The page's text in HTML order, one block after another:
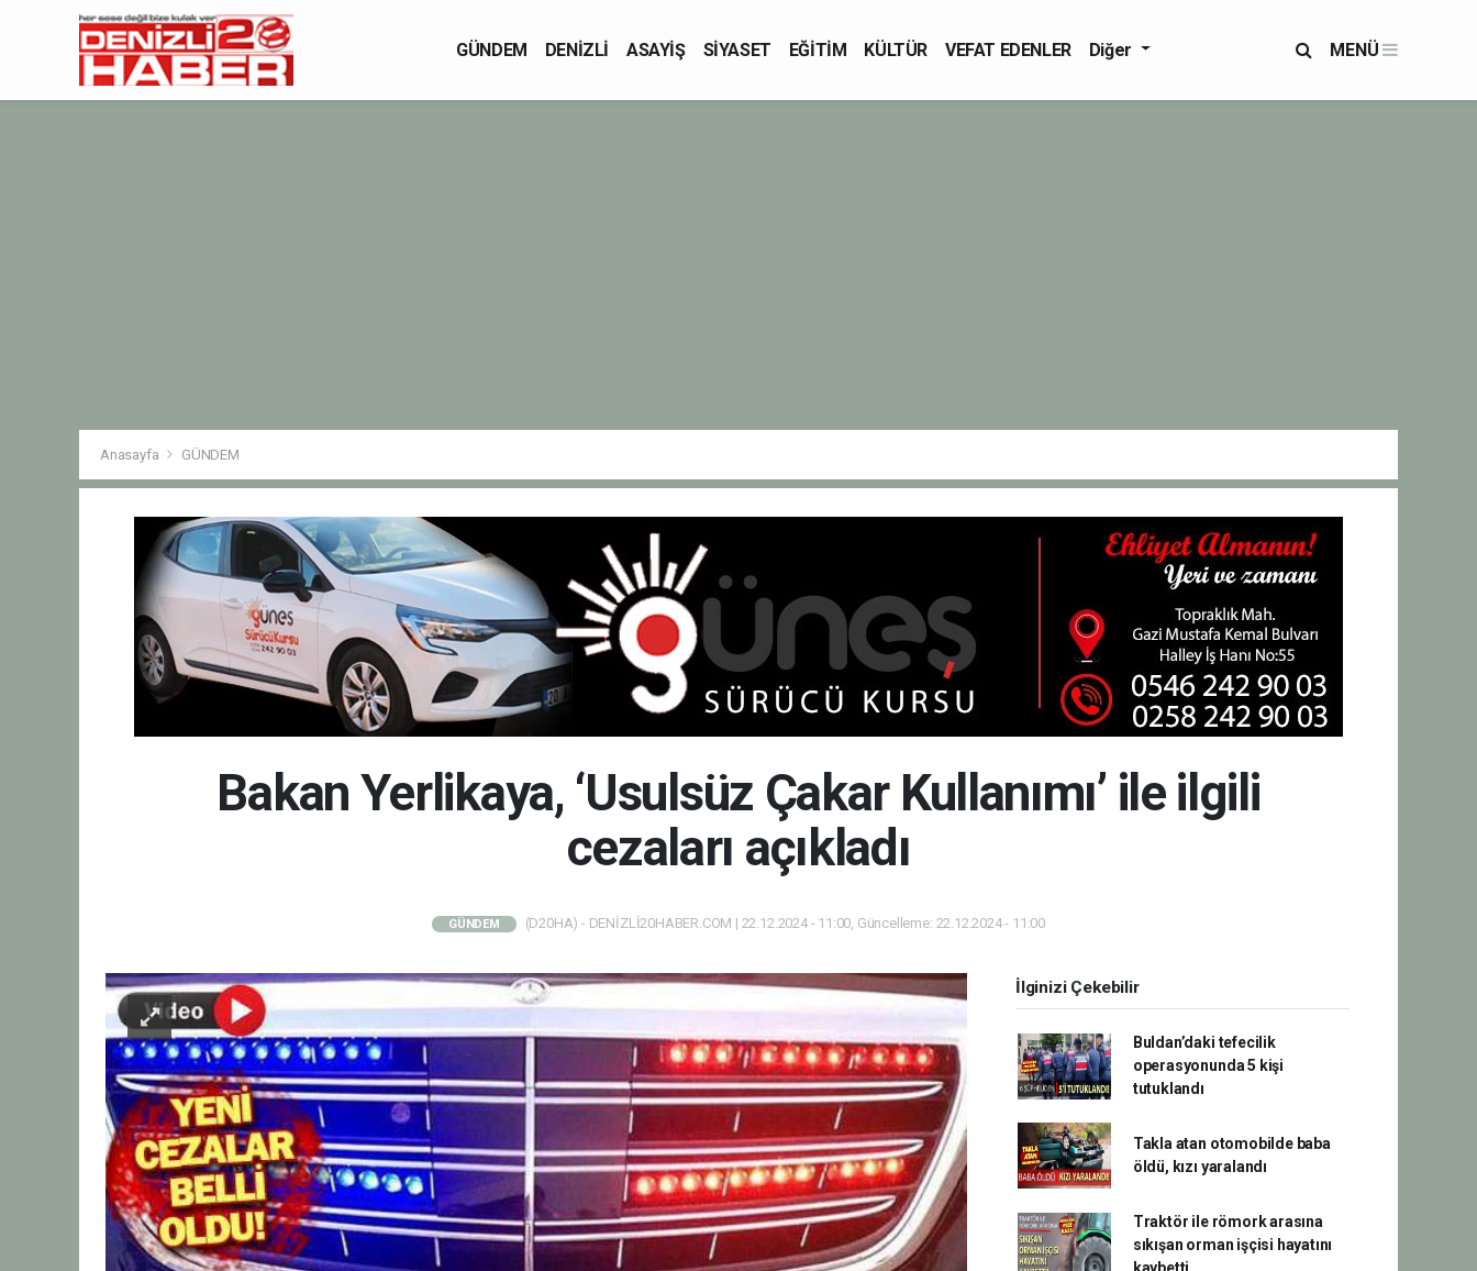
GÜNDEM DENİZLİ ASAYİŞ SİYASET EĞİTİM KÜLTÜR VEFAT EDENLER Diğer MENÜ
Anasayfa GÜNDEM
Bakan Yerlikaya, ‘Usulsüz Çakar Kullanımı’ ile ilgili
cezaları açıkladı
GÜNDEM (D20HA) - DENİZLİ20HABER.COM | 22.12.2024 - 11:00, Güncelleme: 22.12.2024 - 11:00
İlginizi Çekebilir
Buldan’daki tefecilik
operasyonunda 5 kişi
tutuklandı
Takla atan otomobilde baba
öldü, kızı yaralandı
Traktör ile römork arasına
sıkışan orman işçisi hayatını